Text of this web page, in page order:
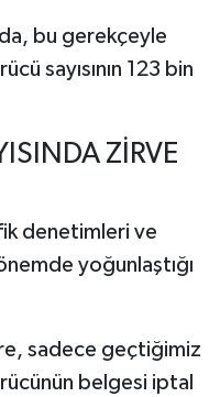
bu gerekçeyle
sayısının 123 bin
ZİRVE
denetimleri ve
yoğunlaştığı
sadece geçtiğimiz
belgesi iptal